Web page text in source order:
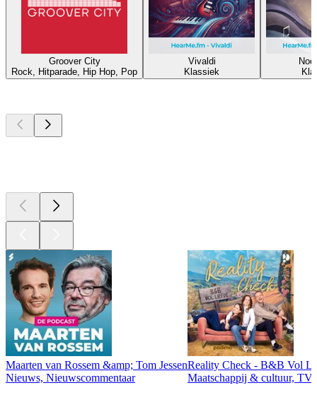
Groover City
Rock, Hitparade, Hip Hop, Pop
Vivaldi
Klassiek
Maarten van Rossem &amp; Tom Jessen
Nieuws, Nieuwscommentaar
Reality Check - B&B Vol
Maatschappij & cultuur,